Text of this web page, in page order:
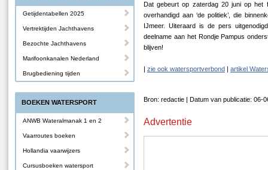
Dat gebeurt op zaterdag 20 juni op het
overhandigd aan ‘de politiek’, die
IJmeer. Uiteraard is de pers
deelname aan het Rondje Pampus
blijven!
| zie ook watersportverbond | artikel
Bron: redactie | Datum van publicatie: 06-
Advertentie
Getijdentabellen 2025
Vertrektijden Jachthavens
Bezochte Jachthavens
Marifoonkanalen Nederland
Brugbediening tijden
BOEKEN WATERSPORT
ANWB Wateralmanak 1 en 2
Vaarroutes boeken
Hollandia vaarwijzers
Cursusboeken watersport